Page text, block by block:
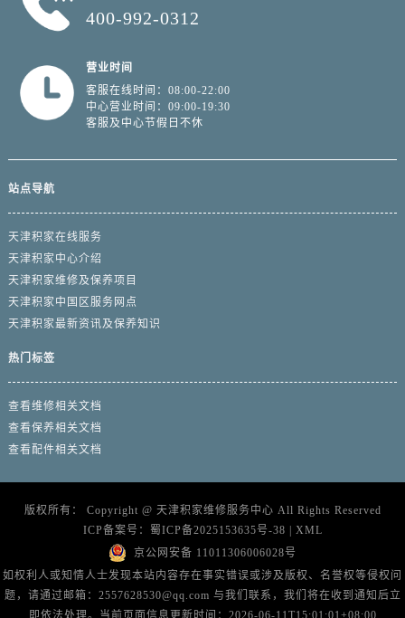
400-992-0312
营业时间
客服在线时间：08:00-22:00
中心营业时间：09:00-19:30
客服及中心节假日不休
站点导航
天津积家在线服务
天津积家中心介绍
天津积家维修及保养项目
天津积家中国区服务网点
天津积家最新资讯及保养知识
热门标签
查看维修相关文档
查看保养相关文档
查看配件相关文档
版权所有： Copyright @ 天津积家维修服务中心 All Rights Reserved
ICP备案号：
蜀ICP备2025153635号-38
XML
京公网安备 11011306006028号
如权利人或知情人士发现本站内容存在事实错误或涉及版权、名誉权等侵权问
题，请通过邮箱：2557628530@qq.com 与我们联系，我们将在收到通知后立